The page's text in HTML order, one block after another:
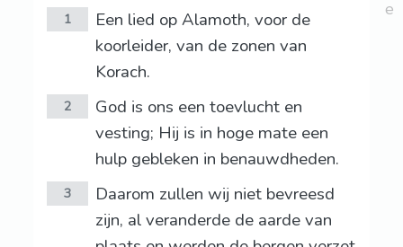
1
Een lied op Alamoth, voor de
koorleider, van de zonen van
Korach.
2
God is ons een toevlucht en
vesting; Hij is in hoge mate een
hulp gebleken in benauwdheden.
3
Daarom zullen wij niet bevreesd
zijn, al veranderde de aarde van
e